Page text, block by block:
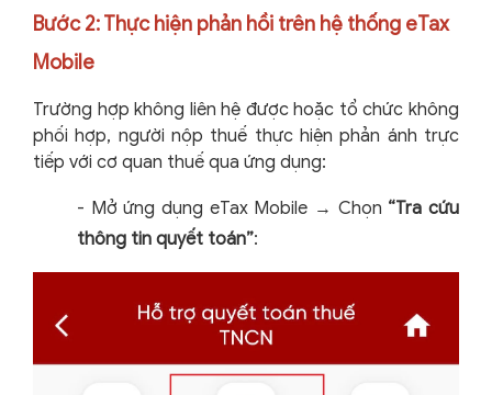
Bước 2: Thực hiện phản hồi trên hệ thống eTax
Mobile
Trường hợp không liên hệ được hoặc tổ chức không
phối hợp, người nộp thuế thực hiện phản ánh trực
tiếp với cơ quan thuế qua ứng dụng:
- Mở ứng dụng eTax Mobile → Chọn “Tra cứu
thông tin quyết toán”: